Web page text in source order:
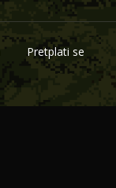
Pretplati se